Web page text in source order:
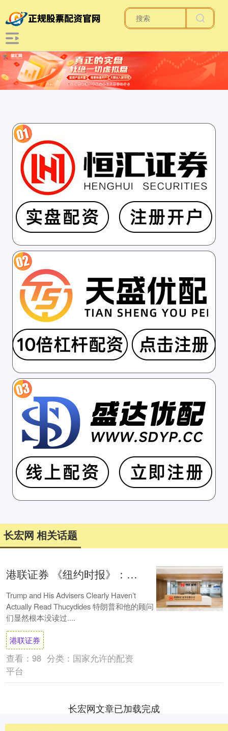
长宏网 相关话题
港联证券 《纽约时报》：特朗普误读修昔底德，中国正以阿伦特式的方式增强自身力量
Trump and His Advisers Clearly Haven’t
Actually Read Thucydides 特朗普和他的顾问
们显然根本没读过....
港联证券
查看： 98 分类： 国家允许的配资
平台
长宏网文章已加载完成